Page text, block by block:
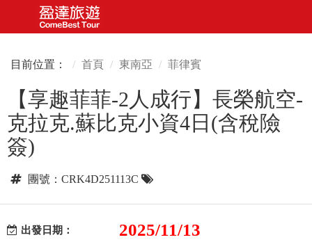
目前位置： 首頁 東南亞 菲律賓
【享趣菲菲-2人成行】長榮航空-
克拉克.蘇比克小資4日(含稅險
簽)
團號：CRK4D251113C
出發日期： 2025/11/13